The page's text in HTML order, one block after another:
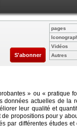
S'abonner
pages
Vidéos
Autres
» ou « pratique
données actuelles de la
leur qualité et
propositions pour y
par différentes études et